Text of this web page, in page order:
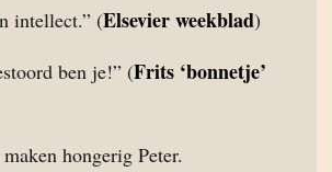
intellect.” (Elsevier weekblad)
ben je!” (Frits ‘bonnetje’
hongerig Peter.